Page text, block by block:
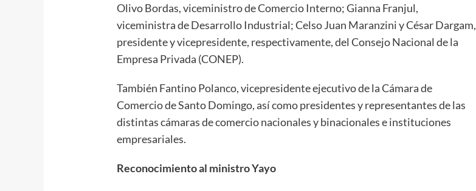
Olivo Bordas, viceministro de Comercio Interno; Gianna Franjul,
viceministra de Desarrollo Industrial; Celso Juan Maranzini y César Dargam,
presidente y vicepresidente, respectivamente, del Consejo Nacional de la
Empresa Privada (CONEP).
También Fantino Polanco, vicepresidente ejecutivo de la Cámara de
Comercio de Santo Domingo, así como presidentes y representantes de las
distintas cámaras de comercio nacionales y binacionales e instituciones
empresariales.
Reconocimiento al ministro Yayo